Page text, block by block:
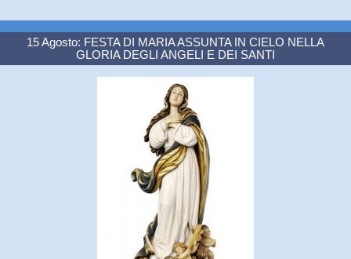
15 Agosto: FESTA DI MARIA ASSUNTA IN CIELO NELLA
GLORIA DEGLI ANGELI E DEI SANTI